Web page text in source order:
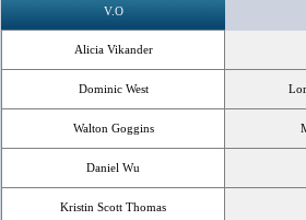
V.O
Alicia Vikander
Dominic West
Walton Goggins
Daniel Wu
Kristin Scott Thomas